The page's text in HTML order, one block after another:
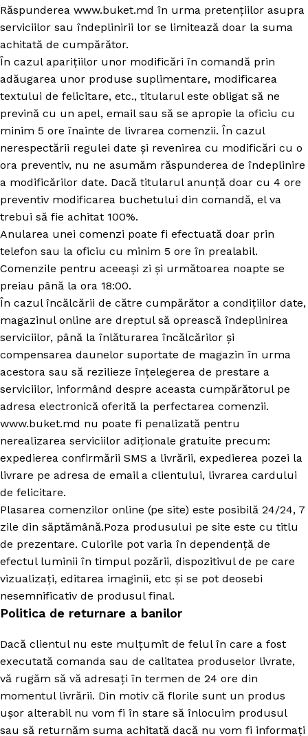
Răspunderea www.buket.md în urma pretențiilor asupra
serviciilor sau îndeplinirii lor se limitează doar la suma
achitată de cumpărător.
În cazul aparițiilor unor modificări în comandă prin
adăugarea unor produse suplimentare, modificarea
textului de felicitare, etc., titularul este obligat să ne
prevină cu un apel, email sau să se apropie la oficiu cu
minim 5 ore înainte de livrarea comenzii. În cazul
nerespectării regulei date și revenirea cu modificări cu o
ora preventiv, nu ne asumăm răspunderea de îndeplinire
a modificărilor date. Dacă titularul anunță doar cu 4 ore
preventiv modificarea buchetului din comandă, el va
trebui să fie achitat 100%.
Anularea unei comenzi poate fi efectuată doar prin
telefon sau la oficiu cu minim 5 ore în prealabil.
Comenzile pentru aceeași zi și următoarea noapte se
preiau până la ora 18:00.
În cazul încălcării de către cumpărător a condițiilor date,
magazinul online are dreptul să oprească îndeplinirea
serviciilor, până la înlăturarea încălcărilor și
compensarea daunelor suportate de magazin în urma
acestora sau să rezilieze înțelegerea de prestare a
serviciilor, informând despre aceasta cumpărătorul pe
adresa electronică oferită la perfectarea comenzii.
www.buket.md nu poate fi penalizată pentru
nerealizarea serviciilor adiționale gratuite precum:
expedierea confirmării SMS a livrării, expedierea pozei la
livrare pe adresa de email a clientului, livrarea cardului
de felicitare.
Plasarea comenzilor online (pe site) este posibilă 24/24, 7
zile din săptămână.Poza produsului pe site este cu titlu
de prezentare. Culorile pot varia în dependență de
efectul luminii în timpul pozării, dispozitivul de pe care
vizualizați, editarea imaginii, etc și se pot deosebi
nesemnificativ de produsul final.
Politica de returnare a banilor
Dacă clientul nu este mulțumit de felul în care a fost
executată comanda sau de calitatea produselor livrate,
vă rugăm să vă adresați în termen de 24 ore din
momentul livrării. Din motiv că florile sunt un produs
ușor alterabil nu vom fi în stare să înlocuim produsul
sau să returnăm suma achitată dacă nu vom fi informați